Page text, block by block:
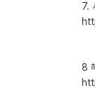
7.
8